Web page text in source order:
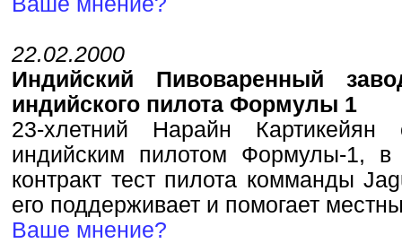
22.02.2000
Индийский Пивоваренный
индийского пилота Формулы 1
23-хлетний Нарайн Картикейян
индийским пилотом Формулы-1,
контракт тест пилота комманды
его поддерживает и помогает
Ваше мнение?